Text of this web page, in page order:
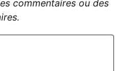
commentaires ou des